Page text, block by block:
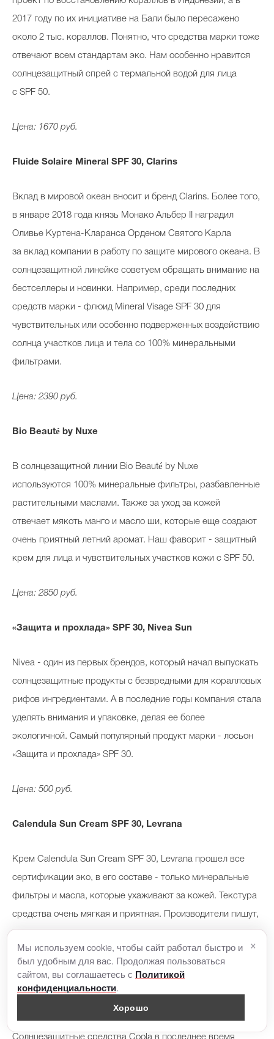
2017 году по их инициативе на Бали было пересажено
около 2 тыс. кораллов. Понятно, что средства марки тоже
отвечают всем стандартам эко. Нам особенно нравится
солнцезащитный спрей с термальной водой для лица
с SPF 50.
Цена: 1670 руб.
Fluide Solaire Mineral SPF 30, Сlarins
Вклад в мировой океан вносит и бренд Clarins. Более того,
в январе 2018 года князь Монако Альбер II наградил
Оливье Куртена-Кларанса Орденом Святого Карла
за вклад компании в работу по защите мирового океана. В
солнцезащитной линейке советуем обращать внимание на
бестселлеры и новинки. Например, среди последних
средств марки - флюид Mineral Visage SPF 30 для
чувствительных или особенно подверженных воздействию
солнца участков лица и тела со 100% минеральными
фильтрами.
Цена: 2390 руб.
Bio Beauté by Nuxe
В солнцезащитной линии Bio Beauté by Nuxe
используются 100% минеральные фильтры, разбавленные
растительными маслами. Также за уход за кожей
отвечает мякоть манго и масло ши, которые еще создают
очень приятный летний аромат. Наш фаворит - защитный
крем для лица и чувствительных участков кожи с SPF 50.
Цена: 2850 руб.
«Защита и прохлада» SPF 30, Nivea Sun
Nivea - один из первых брендов, который начал выпускать
солнцезащитные продукты с безвредными для коралловых
рифов ингредиентами. А в последние годы компания стала
уделять внимания и упаковке, делая ее более
экологичной. Самый популярный продукт марки - лосьон
«Защита и прохлада» SPF 30.
Цена: 500 руб.
Calendula Sun Cream SPF 30, Levrana
Крем Calendula Sun Cream SPF 30, Levrana прошел все
сертификации эко, в его составе - только минеральные
фильтры и масла, которые ухаживают за кожей. Текстура
средства очень мягкая и приятная. Производители пишут,
что его можно использовать и новорожденным детям.
Цена: 730 руб.
Солнцезащитные средства Coola в последнее время
Мы используем cookie, чтобы сайт работал быстро и
был удобным для вас. Продолжая пользоваться
сайтом, вы соглашаетесь с Политикой
конфиденциальности.
Хорошо
×